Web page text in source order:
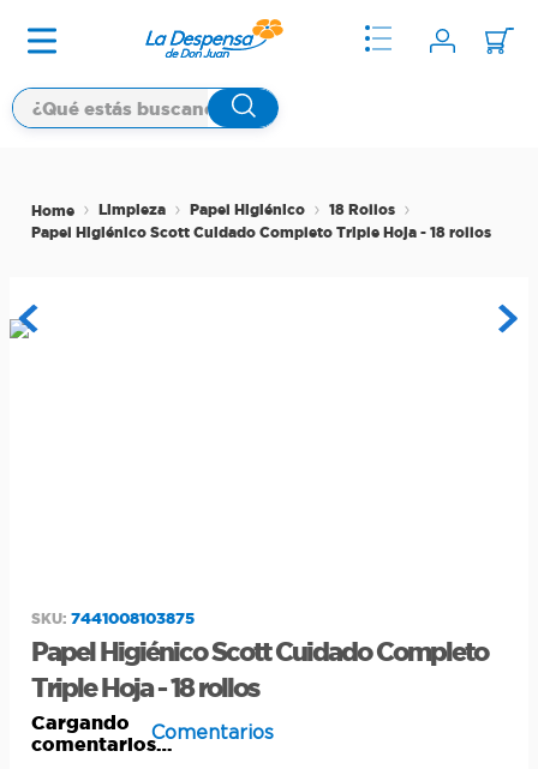
Limpieza Papel Higiénico
18 Rollos
Papel Higiénico Scott Cuidado Completo Triple Hoja - 18 rollos
: 7441008103875
Papel Higiénico Scott Cuidado Completo
Triple Hoja - 18 rollos
Cargando
comentarios…Comentarios